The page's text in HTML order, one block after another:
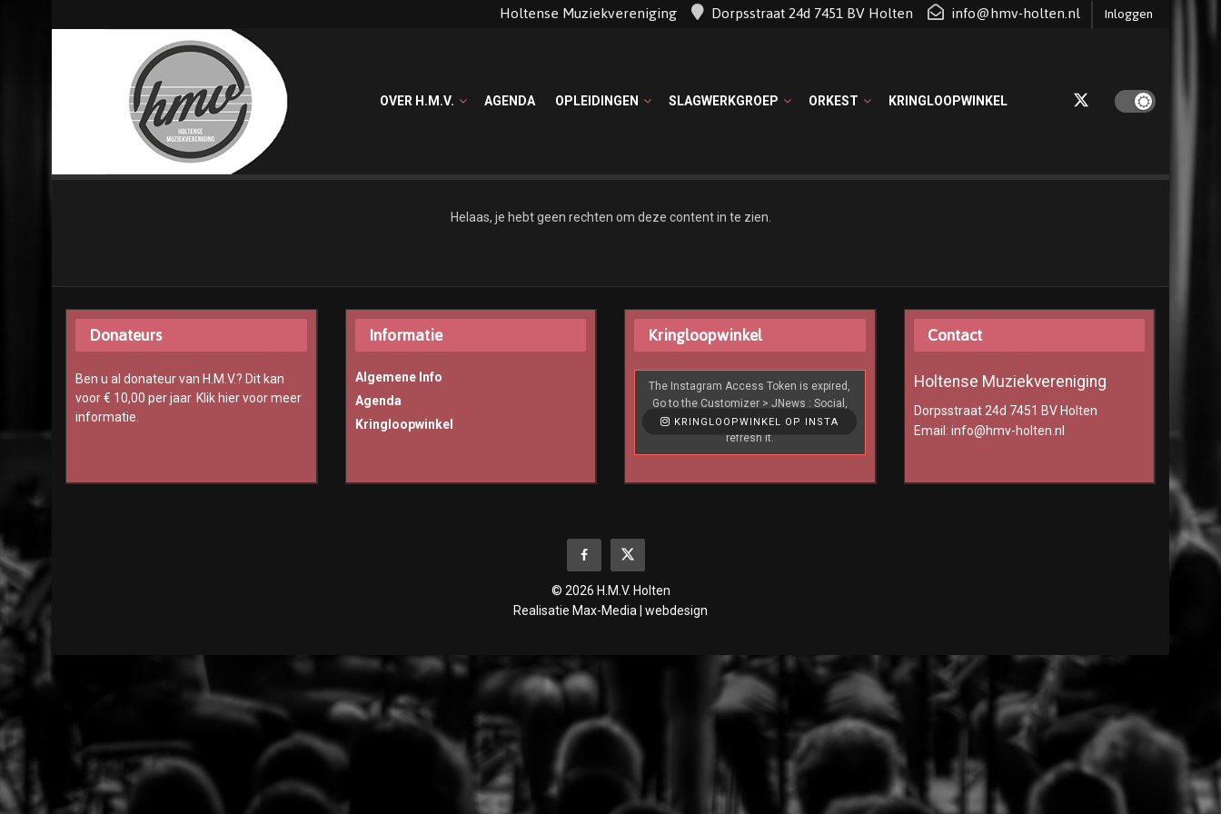
Holtense Muziekvereniging Dorpsstraat 24d 7451 BV Holten info@hmv-holten.nl Inloggen
OVER H.M.V. AGENDA OPLEIDINGEN SLAGWERKGROEP ORKEST KRINGLOOPWINKEL
Helaas, je hebt geen rechten om deze content in te zien.
Donateurs
Ben u al donateur van H.M.V.? Dit kan
voor € 10,00 per jaar. Klik hier voor meer
informatie.
Informatie
Algemene Info
Agenda
Kringloopwinkel
Kringloopwinkel
KRINGLOOPWINKEL OP INSTA
The Instagram Access Token is expired,
Go to the Customizer > JNews : Social,
Like & View > Instagram Feed Setting, to
refresh it.
Contact
Holtense Muziekvereniging
Dorpsstraat 24d 7451 BV Holten
Email: info@hmv-holten.nl
© 2026 H.M.V. Holten
Realisatie Max-Media | webdesign